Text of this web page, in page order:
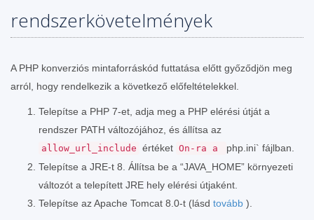
rendszerkövetelmények
A PHP konverziós mintaforráskód futtatása előtt győződjön meg
arról, hogy rendelkezik a következő előfeltételekkel.
Telepítse a PHP 7-et, adja meg a PHP elérési útját a
rendszer PATH változójához, és állítsa az
allow_url_include értéket On-ra a
php.ini` fájlban.
Telepítse a JRE-t 8. Állítsa be a “JAVA_HOME” környezeti
változót a telepített JRE hely elérési útjaként.
Telepítse az Apache Tomcat 8.0-t (lásd tovább ).